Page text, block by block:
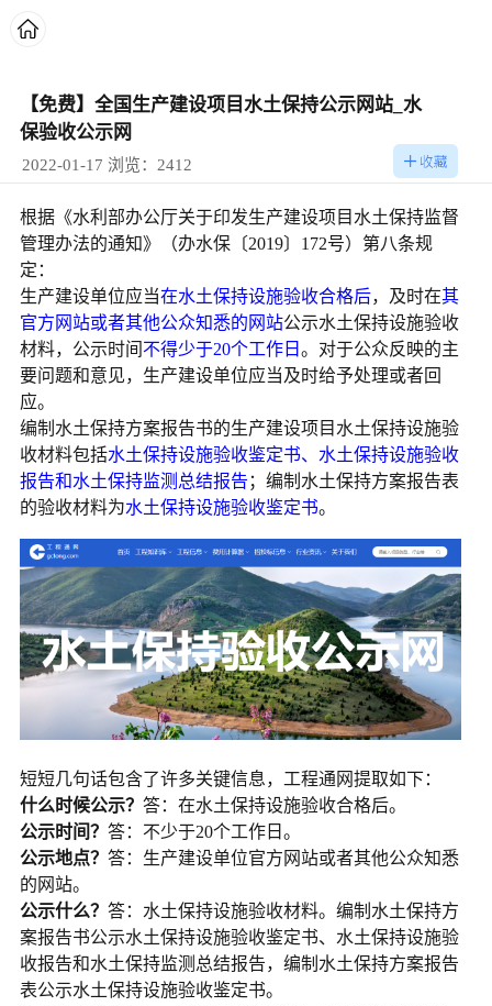
【免费】全国生产建设项目水土保持公示网站_水
保验收公示网
2022-01-17 浏览：2412
根据《水利部办公厅关于印发生产建设项目水土保持监督
管理办法的通知》（办水保〔2019〕172号）第八条规
定：
生产建设单位应当在水土保持设施验收合格后，及时在其
官方网站或者其他公众知悉的网站公示水土保持设施验收
材料，公示时间 不得少于20个工作日 。对于公众反映的主
要问题和意见，生产建设单位应当及时给予处理或者回
应。
编制水土保持方案报告书的生产建设项目水土保持设施验
收材料包括水土保持设施验收鉴定书、水土保持设施验收
报告和水土保持监测总结报告 ；编制水土保持方案报告表
的验收材料为水土保持设施验收鉴定书。
短短几句话包含了许多关键信息，工程通网提取如下：
什么时候公示？ 答：在水土保持设施验收合格后。
公示时间？ 答：不少于20个工作日。
公示地点？ 答：生产建设单位官方网站或者其他公众知悉
的网站。
公示什么？ 答：水土保持设施验收材料。编制水土保持方
案报告书公示水土保持设施验收鉴定书、水土保持设施验
收报告和水土保持监测总结报告，编制水土保持方案报告
表公示水土保持设施验收鉴定书。